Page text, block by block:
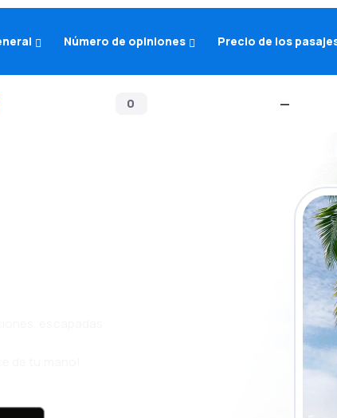
Número de opiniones Precio de los
0 —